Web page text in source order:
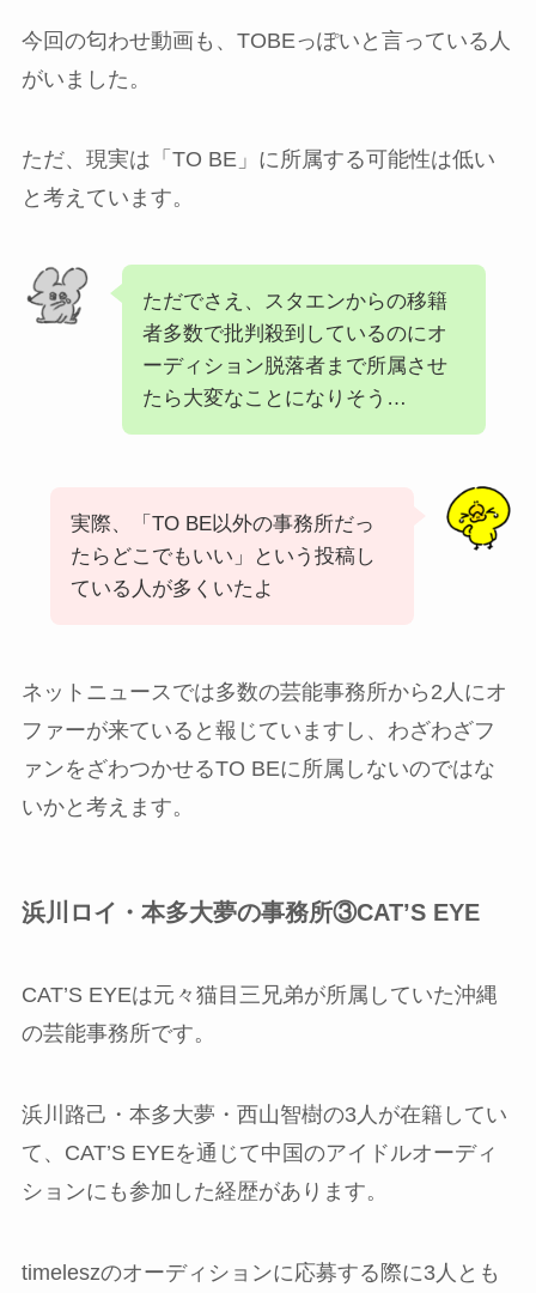
今回の匂わせ動画も、TOBEっぽいと言っている人
がいました。
ただ、現実は「TO BE」に所属する可能性は低い
と考えています。
ただでさえ、スタエンからの移籍
者多数で批判殺到しているのにオ
ーディション脱落者まで所属させ
たら大変なことになりそう…
実際、「TO BE以外の事務所だっ
たらどこでもいい」という投稿し
ている人が多くいたよ
ネットニュースでは多数の芸能事務所から2人にオ
ファーが来ていると報じていますし、わざわざフ
ァンをざわつかせるTO BEに所属しないのではな
いかと考えます。
浜川ロイ・本多大夢の事務所③CAT’S EYE
CAT’S EYEは元々猫目三兄弟が所属していた沖縄
の芸能事務所です。
浜川路己・本多大夢・西山智樹の3人が在籍してい
て、CAT’S EYEを通じて中国のアイドルオーディ
ションにも参加した経歴があります。
timeleszのオーディションに応募する際に3人とも